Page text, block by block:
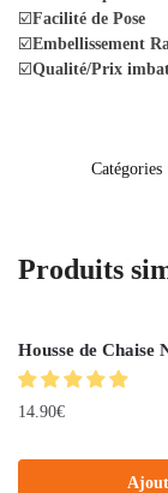
☑️Facilité de Pose
☑️Embellissement
☑️Qualité/Prix
Catégories
Produits
Housse de Chaise
14.90€